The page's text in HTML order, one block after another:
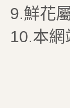
9.鮮花
10.本